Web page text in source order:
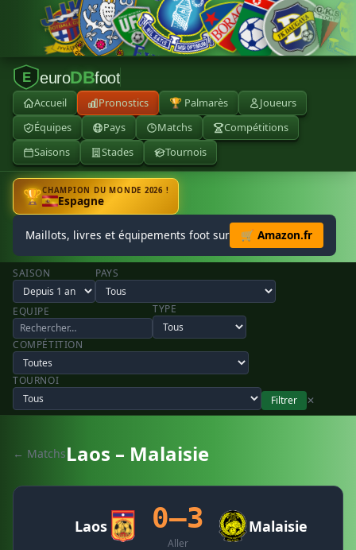
E euroDBfoot
Accueil Pronostics 🏆 Palmarès
Joueurs
Équipes
Pays Matchs
Compétitions
Saisons
Stades Tournois
🏆CHAMPION DU MONDE 2026 !
Espagne
Maillots, livres et équipements foot sur 🛒 Amazon.fr
SAISON PAYS
EQUIPE TYPE
COMPÉTITION
TOURNOI
Filtrer
✕
← MatchsLaos – Malaisie
Laos 0–3
Aller
Malaisie